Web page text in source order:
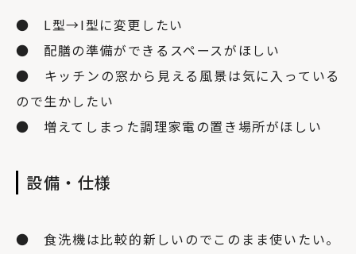
● L型→I型に変更したい
● 配膳の準備ができるスペースがほしい
● キッチンの窓から見える風景は気に入っている
ので生かしたい
● 増えてしまった調理家電の置き場所がほしい
設備・仕様
● 食洗機は比較的新しいのでこのまま使いたい。